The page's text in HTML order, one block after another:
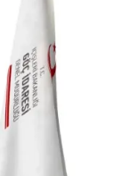
تصفح